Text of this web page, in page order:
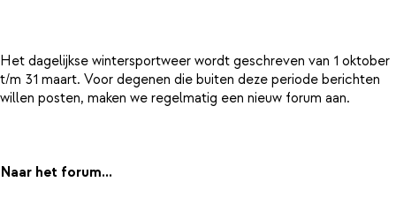
Het dagelijkse wintersportweer wordt geschreven van 1 oktober
t/m 31 maart. Voor degenen die buiten deze periode berichten
willen posten, maken we regelmatig een nieuw forum aan.
Naar het forum...